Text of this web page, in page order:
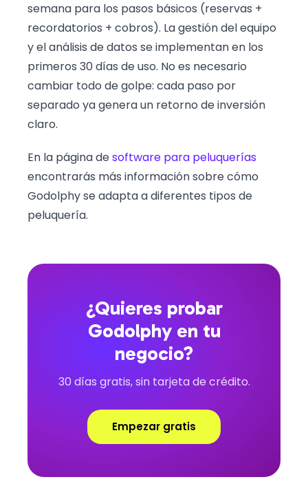
semana para los pasos básicos (reservas +
recordatorios + cobros). La gestión del equipo
y el análisis de datos se implementan en los
primeros 30 días de uso. No es necesario
cambiar todo de golpe: cada paso por
separado ya genera un retorno de inversión
claro.
En la página desoftware para peluquerías
encontrarás más información sobre cómo
Godolphy se adapta a diferentes tipos de
peluquería.
¿Quieres probar
Godolphy en tu
negocio?
30 días gratis, sin tarjeta de crédito.
Empezar gratis